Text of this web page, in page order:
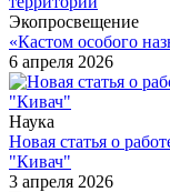
Экопросвещение
«Кастом особого
6 апреля 2026
Наука
Новая статья о
"Кивач"
3 апреля 2026